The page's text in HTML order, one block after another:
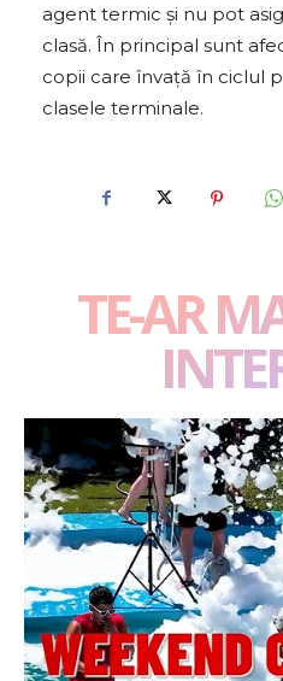
agent termic şi nu pot
clasă. În principal sunt
copii care învaţă în ciclul
clasele terminale.
TE-AR